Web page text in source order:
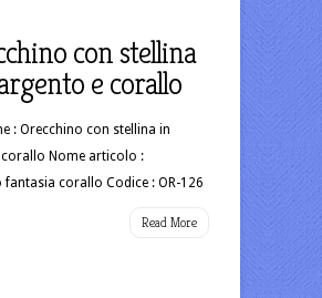
con stellina
e corallo
: Orecchino con stellina in
corallo Nome articolo :
fantasia corallo Codice : OR-126
Read More